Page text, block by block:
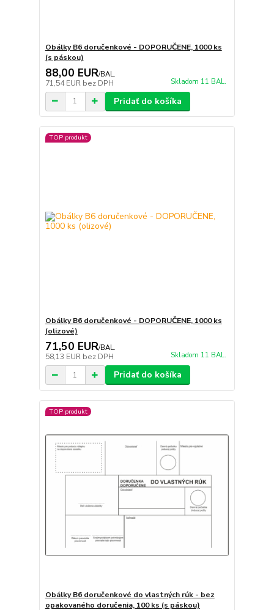
Obálky B6 doručenkové - DOPORUČENE, 1000 ks
(s páskou)
88,00 EUR/BAL.
71,54 EUR bez DPH Skladom 11 BAL.
Pridať do košíka
TOP produkt
Obálky B6 doručenkové - DOPORUČENE, 1000 ks
(olizové)
71,50 EUR/BAL.
58,13 EUR bez DPH Skladom 11 BAL.
Pridať do košíka
TOP produkt
Obálky B6 doručenkové do vlastných rúk - bez
opakovaného doručenia, 100 ks (s páskou)